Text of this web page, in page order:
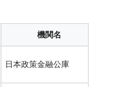
機関名
日本政策金融公庫